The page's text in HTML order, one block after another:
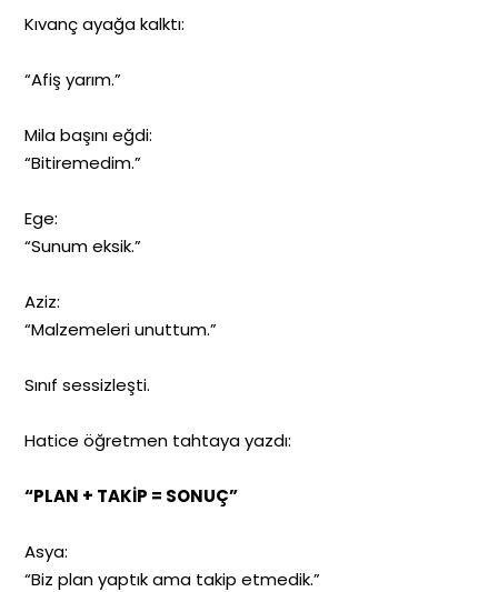
Kıvanç ayağa kalktı:
“Afiş yarım.”
Mila başını eğdi:
“Bitiremedim.”
Ege:
“Sunum eksik.”
Aziz:
“Malzemeleri unuttum.”
Sınıf sessizleşti.
Hatice öğretmen tahtaya yazdı:
“PLAN + TAKİP = SONUÇ”
Asya:
“Biz plan yaptık ama takip etmedik.”